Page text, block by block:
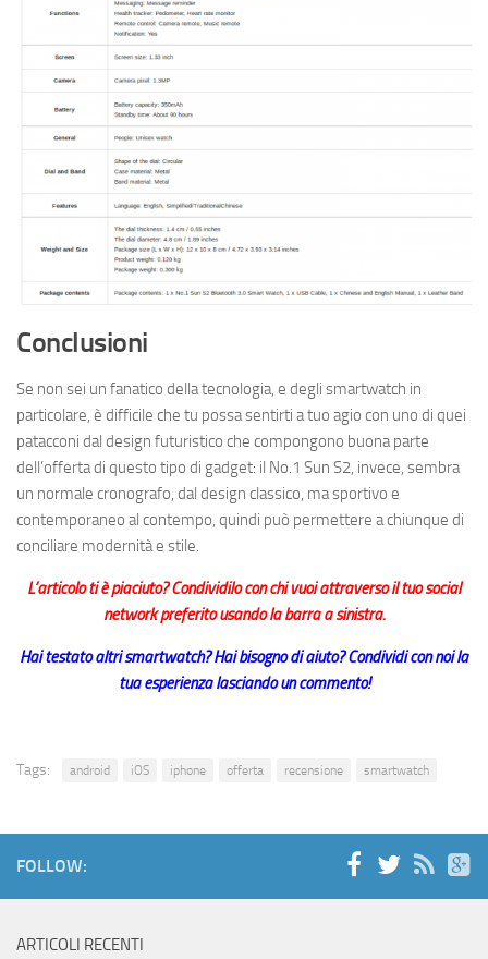
Conclusioni
Se non sei un fanatico della tecnologia, e degli smartwatch in
particolare, è difficile che tu possa sentirti a tuo agio con uno di quei
patacconi dal design futuristico che compongono buona parte
dell’offerta di questo tipo di gadget: il No.1 Sun S2, invece, sembra
un normale cronografo, dal design classico, ma sportivo e
contemporaneo al contempo, quindi può permettere a chiunque di
conciliare modernità e stile.
L’articolo ti è piaciuto? Condividilo con chi vuoi attraverso il tuo social
network preferito usando la barra a sinistra.
Hai testato altri smartwatch? Hai bisogno di aiuto? Condividi con noi la
tua esperienza lasciando un commento!
Tags: android iOS iphone offerta recensione smartwatch
FOLLOW:
ARTICOLI RECENTI